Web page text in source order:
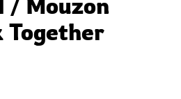
Together